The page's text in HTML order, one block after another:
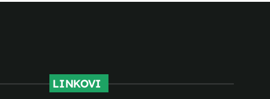
LINKOVI